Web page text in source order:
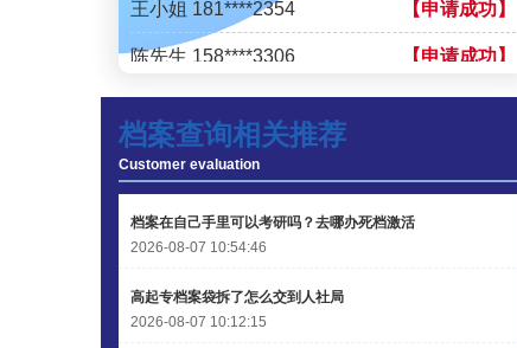
陈先生 158****3306 【申请成功】
李先生 137****1923 【申请成功】
程女士 136****3253
王小姐 185****2848 【申请成功】
陈先生 189****1098
李先生 135****3338
档案查询相关推荐
Customer evaluation
档案在自己手里可以考研吗？去哪办死档激活
2026-08-07 10:54:46
高起专档案袋拆了怎么交到人社局
2026-08-07 10:12:15